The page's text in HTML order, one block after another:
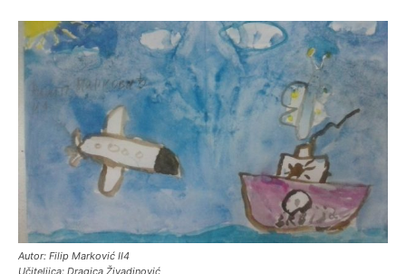
Autor: Filip Marković II4
Učiteljica: Dragica Živadinović